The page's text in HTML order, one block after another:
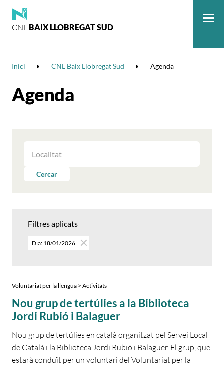
CNL BAIX LLOBREGAT SUD
Inici CNL Baix Llobregat Sud Agenda
Agenda
LES
PERCercar
Filtres aplicats
Dia: 18/01/2026
Voluntariat per la llengua > Activitats
Nou grup de tertúlies a la Biblioteca
Jordi Rubió i Balaguer
Nou grup de tertúlies en català organitzat pel Servei Local
de Català i la Biblioteca Jordi Rubió i Balaguer. El grup, que
estarà conduït per un voluntari del Voluntariat per la